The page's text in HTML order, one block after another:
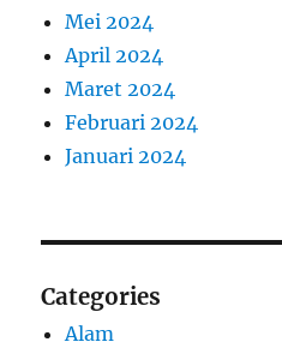
Mei 2024
April 2024
Maret 2024
Februari 2024
Januari 2024
Categories
Alam